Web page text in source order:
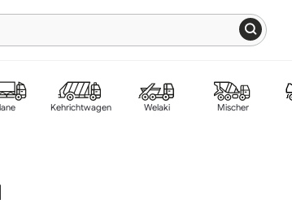
Kehrichtwagen Welaki Mischer